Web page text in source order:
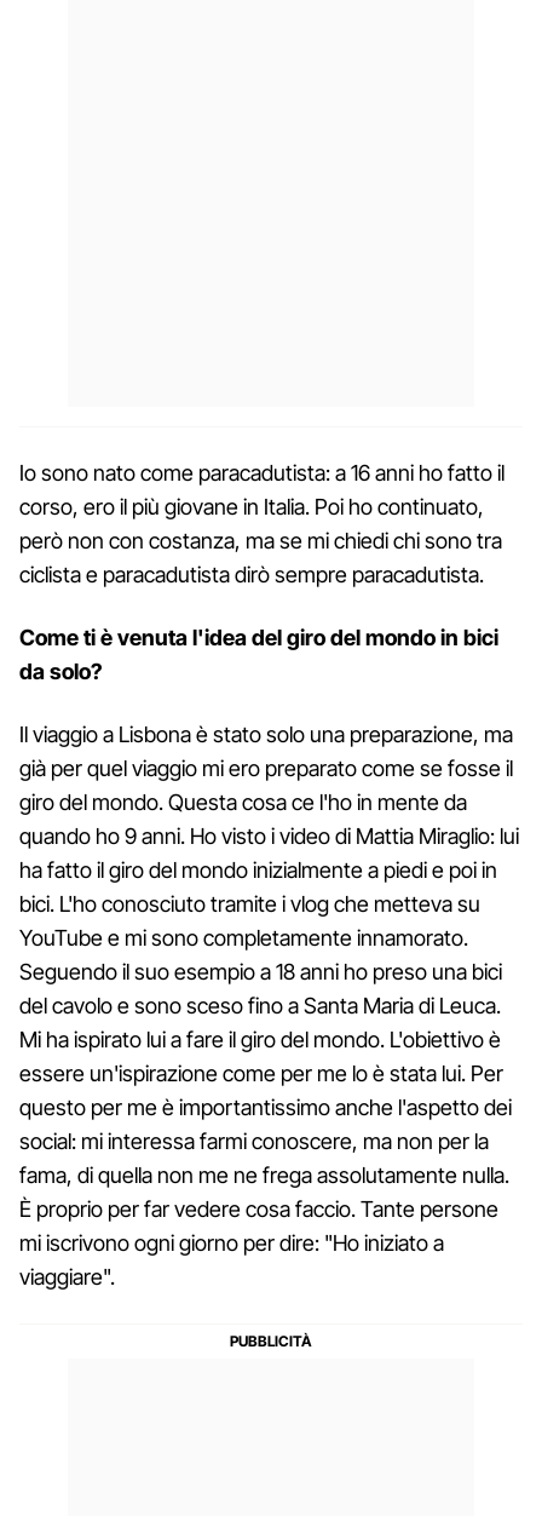
Io sono nato come paracadutista: a 16 anni ho fatto il
corso, ero il più giovane in Italia. Poi ho continuato,
però non con costanza, ma se mi chiedi chi sono tra
ciclista e paracadutista dirò sempre paracadutista.
Come ti è venuta l'idea del giro del mondo in bici
da solo?
Il viaggio a Lisbona è stato solo una preparazione, ma
già per quel viaggio mi ero preparato come se fosse il
giro del mondo. Questa cosa ce l'ho in mente da
quando ho 9 anni. Ho visto i video di Mattia Miraglio: lui
ha fatto il giro del mondo inizialmente a piedi e poi in
bici. L'ho conosciuto tramite i vlog che metteva su
YouTube e mi sono completamente innamorato.
Seguendo il suo esempio a 18 anni ho preso una bici
del cavolo e sono sceso fino a Santa Maria di Leuca.
Mi ha ispirato lui a fare il giro del mondo. L'obiettivo è
essere un'ispirazione come per me lo è stata lui. Per
questo per me è importantissimo anche l'aspetto dei
social: mi interessa farmi conoscere, ma non per la
fama, di quella non me ne frega assolutamente nulla.
È proprio per far vedere cosa faccio. Tante persone
mi iscrivono ogni giorno per dire: "Ho iniziato a
viaggiare".